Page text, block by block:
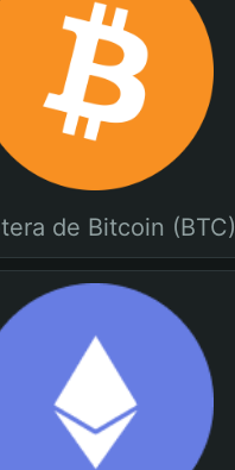
de Bitcoin (BTC)